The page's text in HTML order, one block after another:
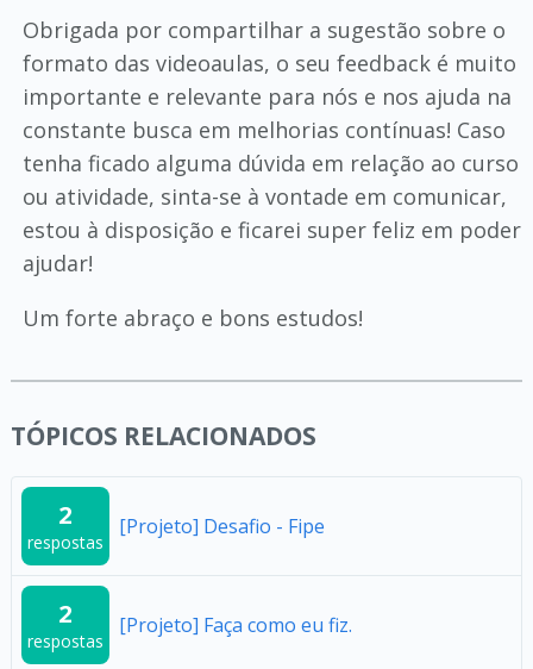
Obrigada por compartilhar a sugestão sobre o
formato das videoaulas, o seu feedback é muito
importante e relevante para nós e nos ajuda na
constante busca em melhorias contínuas! Caso
tenha ficado alguma dúvida em relação ao curso
ou atividade, sinta-se à vontade em comunicar,
estou à disposição e ficarei super feliz em poder
ajudar!
Um forte abraço e bons estudos!
TÓPICOS RELACIONADOS
2
respostas
[Projeto] Desafio - Fipe
2
respostas
[Projeto] Faça como eu fiz.